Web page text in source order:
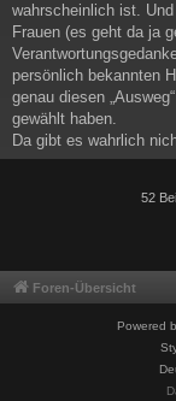
wahrscheinlich ist.
Frauen (es geht da ja
persönlich bekannten
genau diesen
gewählt haben.
Da gibt es wahrlich
52
Foren-Übersicht
Powered